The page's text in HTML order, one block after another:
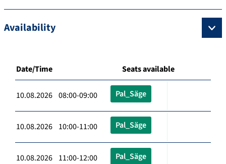
Availability
Date/Time Seats available
10.08.2026 08:00-09:00 Pal_Säge
10.08.2026 10:00-11:00 Pal_Säge
10.08.2026 11:00-12:00 Pal_Säge